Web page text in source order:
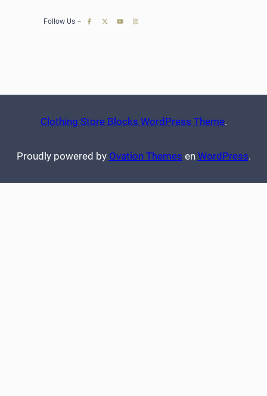
Follow Us –
Clothing Store Blocks WordPress Theme.
Proudly powered by Ovation Themes en WordPress.